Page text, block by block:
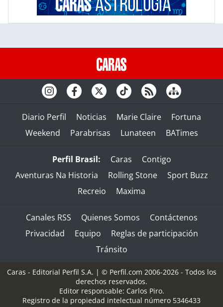
Diario Perfil Noticias Marie Claire
Fortuna
Weekend
Parabrisas Lunateen BATimes
Perfil Brasil: Caras
Contigo
Aventuras Na Historia
Rolling Stone
Sport Buzz
Recreio
Maxima
Canales RSS Quienes Somos
Contáctenos
Privacidad
Equipo
Reglas de participación
Tránsito
Caras - Editorial Perfil S.A. | © Perfil.com 2006-2026 - Todos los
derechos reservados.
Editor responsable: Carlos Piro.
Registro de la propiedad intelectual número 5346433